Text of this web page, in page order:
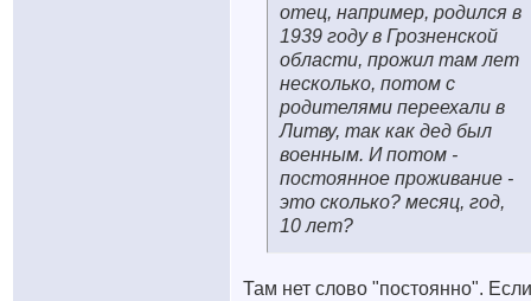
отец, например, родился в
1939 году в Грозненской
области, прожил там лет
несколько, потом с
родителями переехали в
Литву, так как дед был
военным. И потом -
постоянное проживание -
это сколько? месяц, год,
10 лет?
Там нет слово "постоянно". Если